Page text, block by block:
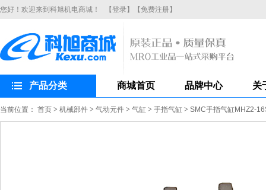
您好！欢迎来到科旭机电商城！ 【登录】 【免费注册】
产品分类 商城首页 品牌中心 关
当前位置： 首页 > 机械部件 > 气动元件 > 气缸 > 手指气缸 > SMC手指气缸MHZ2-